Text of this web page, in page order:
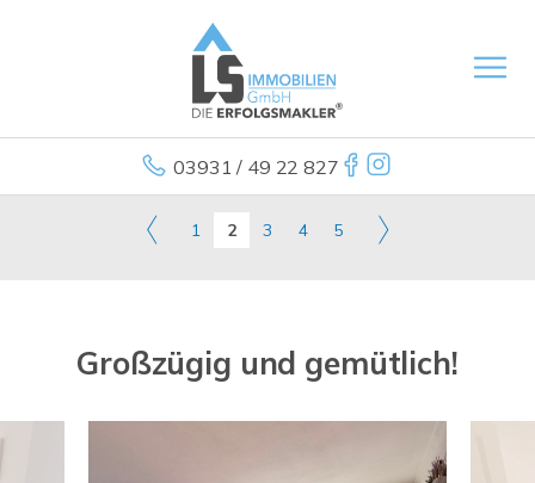
03931 / 49 22 827
1 2 3 4 5
Großzügig und gemütlich!